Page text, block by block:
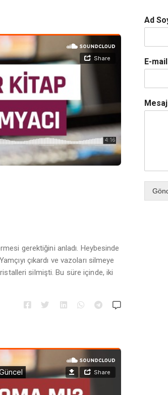
gerektiğini anladı. Heybesinde
çıkardı ve vazoları silmeye
silmişti. Bu süre içinde, iki
Ad
E-